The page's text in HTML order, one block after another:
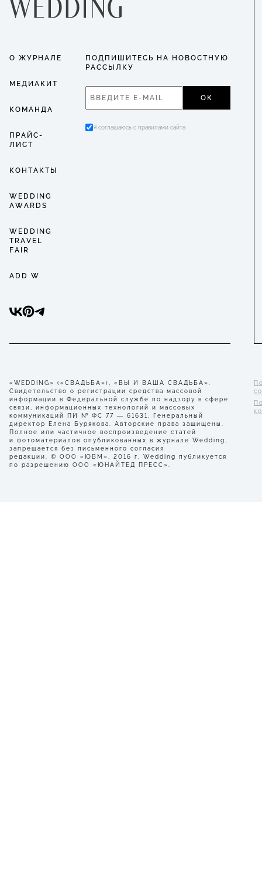
О ЖУРНАЛЕ
МЕДИАКИТ
КОМАНДА
ПРАЙС-
ЛИСТ
КОНТАКТЫ
WEDDING
AWARDS
WEDDING
TRAVEL
FAIR
ADD W
ПОДПИШИТЕСЬ НА НОВОСТНУЮ
РАССЫЛКУ
ОК
Я соглашаюсь с правилами сайта
«WEDDING» («СВАДЬБА»), «ВЫ И ВАША СВАДЬБА».
Свидетельство о регистрации средства массовой
информации в Федеральной службе по надзору в сфере
связи, информационных технологий и массовых
коммуникаций ПИ № ФС 77 — 61631. Генеральный
директор Елена Бурякова. Авторские права защищены.
Полное или частичное воспроизведение статей
и фотоматериалов опубликованных в журнале Wedding,
запрещается без письменного согласия
редакции. © ООО «ЮВМ», 2016 г. Wedding публикуется
по разрешению ООО «ЮНАЙТЕД ПРЕСС».